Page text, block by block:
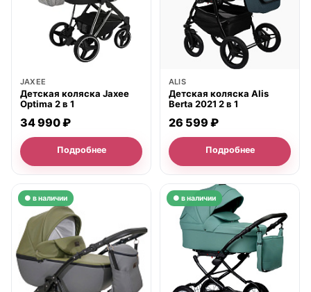
JAXEE
Детская коляска Jaxee
Optima 2 в 1
34 990 ₽
Подробнее
ALIS
Детская коляска Alis
Berta 2021 2 в 1
26 599 ₽
Подробнее
● в наличии ● в наличии